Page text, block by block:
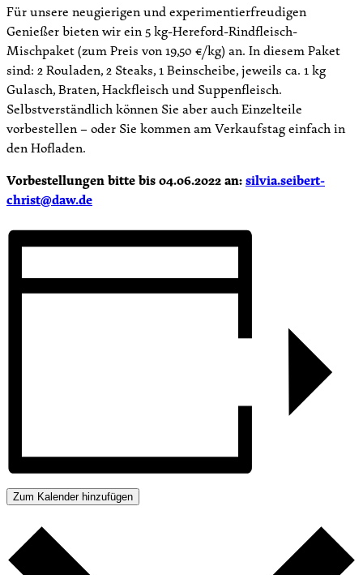
Für unsere neugierigen und experimentierfreudigen
Genießer bieten wir ein 5 kg-Hereford-Rindfleisch-
Mischpaket (zum Preis von 19,50 €/kg) an. In diesem Paket
sind: 2 Rouladen, 2 Steaks, 1 Beinscheibe, jeweils ca. 1 kg
Gulasch, Braten, Hackfleisch und Suppenfleisch.
Selbstverständlich können Sie aber auch Einzelteile
vorbestellen – oder Sie kommen am Verkaufstag einfach in
den Hofladen.
Vorbestellungen bitte bis 04.06.2022 an:silvia.seibert-
christ@daw.de
Zum Kalender hinzufügen